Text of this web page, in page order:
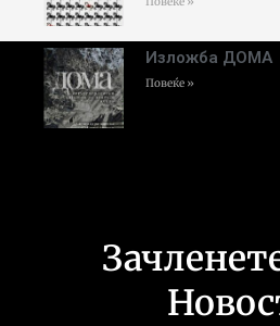
Изложба ДОМА
Повеќе »